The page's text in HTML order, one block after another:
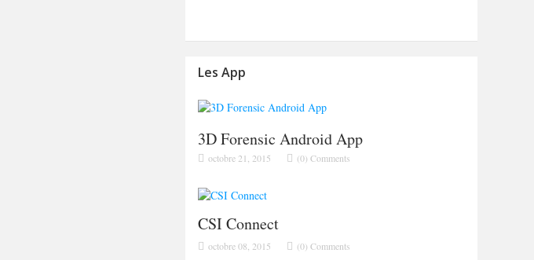
Les App
3D Forensic Android App
octobre 21, 2015 (0) Comments
CSI Connect
octobre 08, 2015 (0) Comments